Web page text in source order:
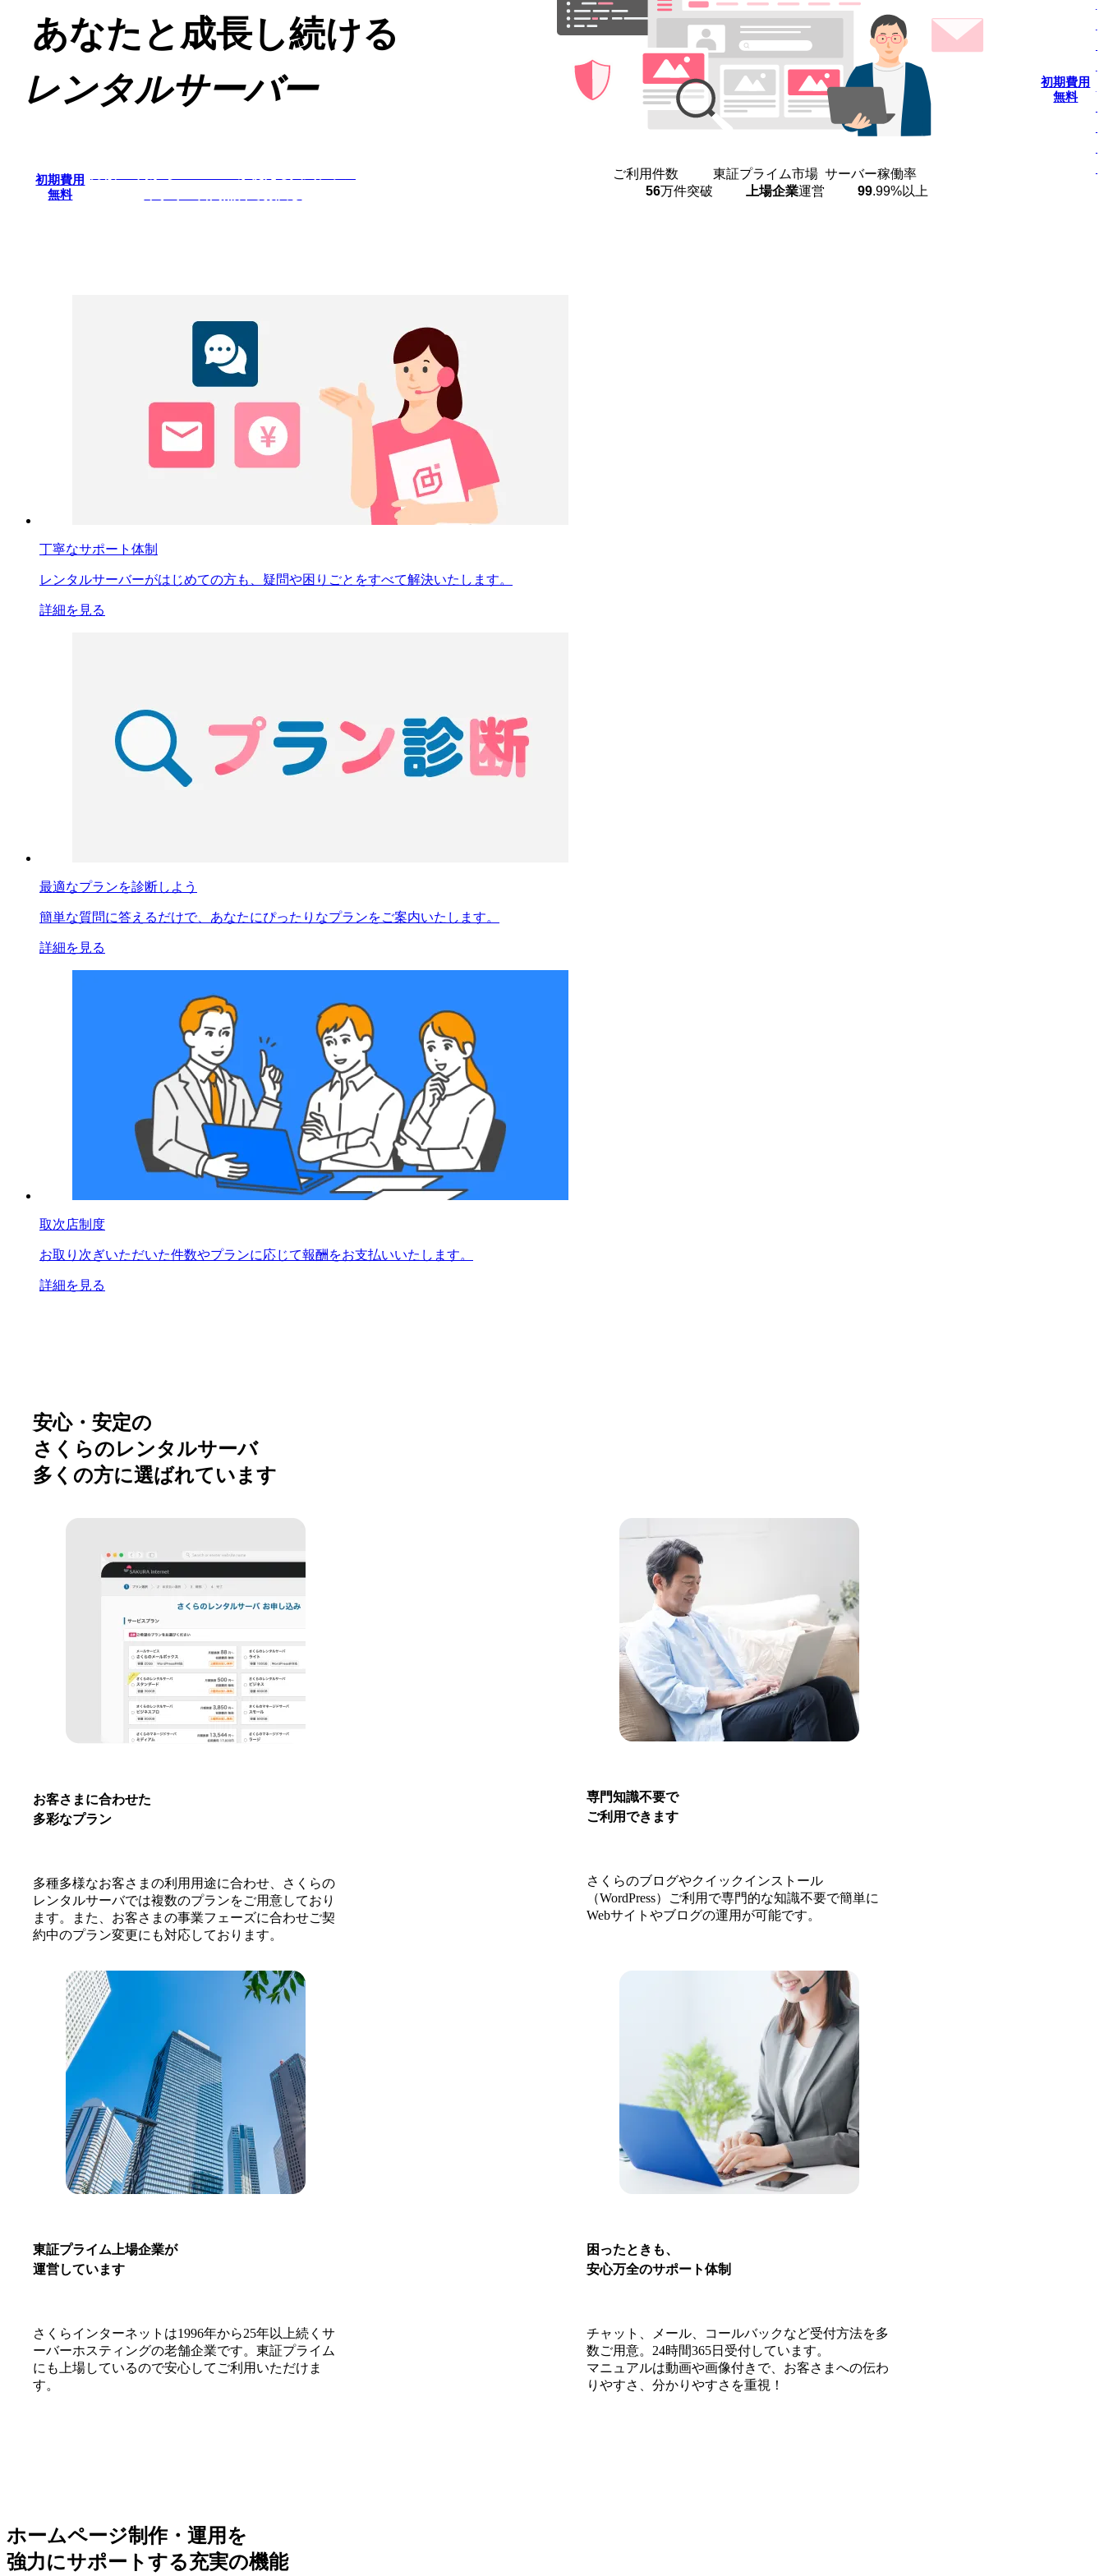
あなた と 成長し続ける
レンタルサーバー
初期費用
無料
ご利用件数
56万件突破
東証プライム市場
上場企業運営
サーバー稼働率
99.99%以上
初期費用
無料
丁寧なサポート体制
レンタルサーバーがはじめての方も、疑問や困りごとをすべて解決いたします。
詳細を見る
最適なプランを診断しよう
簡単な質問に答えるだけで、あなたにぴったりなプランをご案内いたします。
詳細を見る
取次店制度
お取り次ぎいただいた件数やプランに応じて報酬をお支払いいたします。
詳細を見る
安心・安定の
さくらのレンタルサーバ
多くの方に選ばれています
お客さまに合わせた
多彩なプラン
多種多様なお客さまの利用用途に合わせ、さくらの
レンタルサーバでは複数のプランをご用意しており
ます。また、お客さまの事業フェーズに合わせご契
約中のプラン変更にも対応しております。
専門知識不要で
ご利用できます
さくらのブログやクイックインストール
（WordPress）ご利用で専門的な知識不要で簡単に
Webサイトやブログの運用が可能です。
東証プライム上場企業が
運営しています
さくらインターネットは1996年から25年以上続くサ
ーバーホスティングの老舗企業です。東証プライム
にも上場しているので安心してご利用いただけま
す。
困ったときも、
安心万全のサポート体制
チャット、メール、コールバックなど受付方法を多
数ご用意。24時間365日受付しています。
マニュアルは動画や画像付きで、お客さまへの伝わ
りやすさ、分かりやすさを重視！
ホームページ制作・運用を
強力にサポートする充実の機能